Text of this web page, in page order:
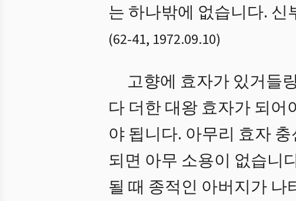
는 하나밖에 없습니다.
(62-41, 1972.09.10)
고향에 효자가 있거들
다 더한 대왕 효자가 되
야 됩니다. 아무리 효자
되면 아무 소용이 없습니
될 때 종적인 아버지가